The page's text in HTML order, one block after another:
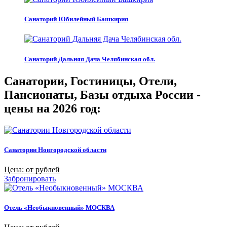
Санаторий Юбилейный Башкирия
Санаторий Дальняя Дача Челябинская обл.
Санатории, Гостиницы, Отели,
Пансионаты, Базы отдыха России -
цены на 2026 год:
Санатории Новгородской области
Цена: от рублей
Забронировать
Отель «Необыкновенный» МОСКВА